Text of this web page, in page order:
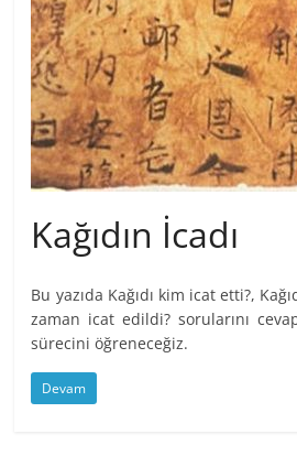
Kağıdın İcadı
Bu yazıda Kağıdı kim icat etti?,
zaman icat edildi? sorularını
sürecini öğreneceğiz.
Devam